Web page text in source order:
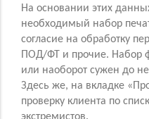
На основании этих
необходимый набор
согласие на обработку
ПОД/ФТ и прочие. Набор
или наоборот сужен до
Здесь же, на вкладке
проверку клиента по